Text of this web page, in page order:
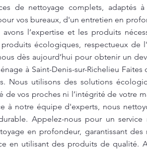
de nettoyage complets, adaptés
vos bureaux, d'un entretien en
avons l’expertise et les produits
écologiques, respectueux de
dès aujourd’hui pour obtenir un
à Saint-Denis-sur-Richelieu
Nous utilisons des solutions
de vos proches ni l’intégrité de votre
à notre équipe d'experts, nous
Appelez-nous pour un
en profondeur, garantissant
en utilisant des produits de qualité.